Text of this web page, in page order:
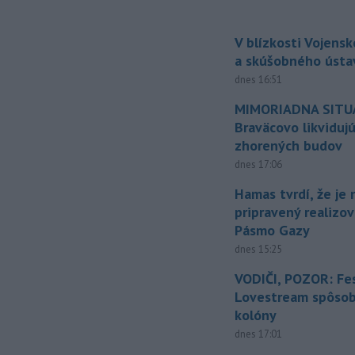
V blízkosti
a skúšobného
dnes 16:51
MIMORIADNA
Braväcovo
zhorených budov
dnes 17:06
Hamas tvrdí, že je
pripravený
Pásmo Gazy
dnes 15:25
VODIČI, POZOR:
Lovestream
kolóny
dnes 17:01